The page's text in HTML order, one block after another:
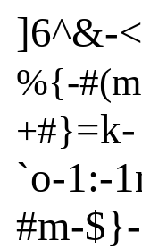
]6^&-
%{-#(m
+#}=k-
`o-1:-
#m-$}-